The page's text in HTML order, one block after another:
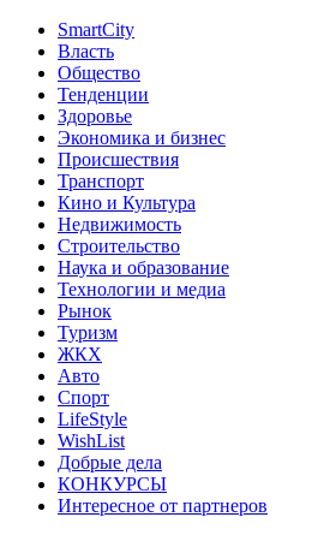
SmartCity
Власть
Общество
Тенденции
Здоровье
Экономика и бизнес
Происшествия
Транспорт
Кино и Культура
Недвижимость
Строительство
Наука и образование
Технологии и медиа
Рынок
Туризм
ЖКХ
Авто
Спорт
LifeStyle
WishList
Добрые дела
КОНКУРСЫ
Интересное от партнеров